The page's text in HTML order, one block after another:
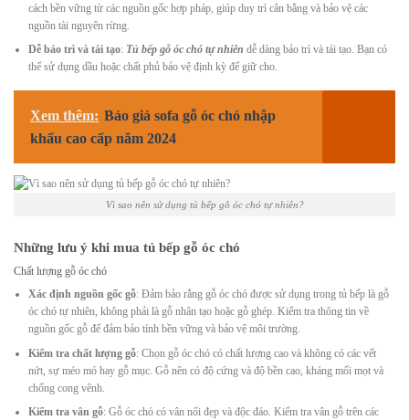
cách bền vững từ các nguồn gốc hợp pháp, giúp duy trì cân bằng và bảo vệ các
nguồn tài nguyên rừng.
Dễ bảo trì và tái tạo: Tủ bếp gỗ óc chó tự nhiên dễ dàng bảo trì và tái tạo. Bạn có
thể sử dụng dầu hoặc chất phủ bảo vệ định kỳ để giữ cho.
Xem thêm: Báo giá sofa gỗ óc chó nhập
khẩu cao cấp năm 2024
Vì sao nên sử dụng tủ bếp gỗ óc chó tự nhiên?
Những lưu ý khi mua tủ bếp gỗ óc chó
Chất lượng gỗ óc chó
Xác định nguồn gốc gỗ: Đảm bảo rằng gỗ óc chó được sử dụng trong tủ bếp là gỗ
óc chó tự nhiên, không phải là gỗ nhân tạo hoặc gỗ ghép. Kiểm tra thông tin về
nguồn gốc gỗ để đảm bảo tính bền vững và bảo vệ môi trường.
Kiểm tra chất lượng gỗ: Chọn gỗ óc chó có chất lượng cao và không có các vết
nứt, sự méo mó hay gỗ mục. Gỗ nên có độ cứng và độ bền cao, kháng mối mọt và
chống cong vênh.
Kiểm tra vân gỗ: Gỗ óc chó có vân nổi đẹp và độc đáo. Kiểm tra vân gỗ trên các